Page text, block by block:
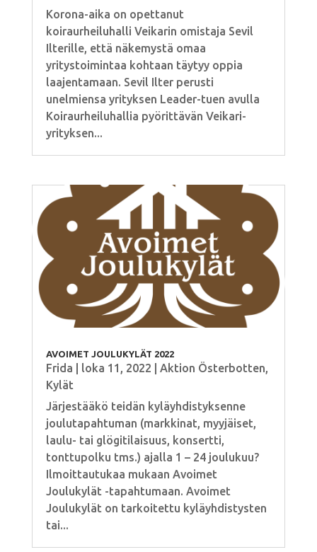
Korona-aika on opettanut
koiraurheiluhalli Veikarin omistaja Sevil
Ilterille, että näkemystä omaa
yritystoimintaa kohtaan täytyy oppia
laajentamaan. Sevil Ilter perusti
unelmiensa yrityksen Leader-tuen avulla
Koiraurheiluhallia pyörittävän Veikari-
yrityksen...
AVOIMET JOULUKYLÄT 2022
Frida loka 11, 2022 Aktion Österbotten,
Kylät
Järjestääkö teidän kyläyhdistyksenne
joulutapahtuman (markkinat, myyjäiset,
laulu- tai glögitilaisuus, konsertti,
tonttupolku tms.) ajalla 1 – 24 joulukuu?
Ilmoittautukaa mukaan Avoimet
Joulukylät -tapahtumaan. Avoimet
Joulukylät on tarkoitettu kyläyhdistysten
tai...